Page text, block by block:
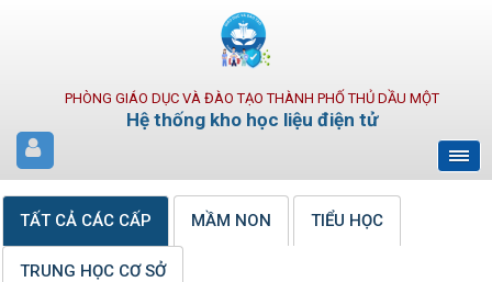
PHÒNG GIÁO DỤC VÀ ĐÀO TẠO THÀNH PHỐ THỦ DẦU MỘT
Hệ thống kho học liệu điện tử
TẤT CẢ CÁC CẤP MẦM NON TIỂU HỌC
TRUNG HỌC CƠ SỞ